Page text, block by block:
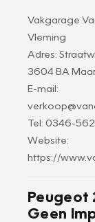
Vakgarage
Vleming
Adres:
3604 BA
E-mail:
Tel: 0346-
Website:
https://
Peugeot
Geen